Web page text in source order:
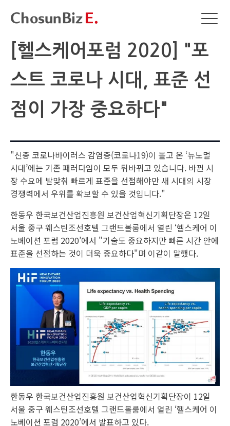
[헬스케어포럼 2020] "포
스트 코로나 시대, 표준 선
점이 가장 중요하다"
"신종 코로나바이러스 감염증(코로나19)이 몰고 온 ‘뉴노멀
시대’에는 기존 패러다임이 모두 뒤바뀌고 있습니다. 바뀐 시
장 수요에 발맞춰 빠르게 표준을 선점해야만 새 시대의 시장
경쟁력에서 우위를 확보할 수 있을 것입니다."
한동우 한국보건산업진흥원 보건산업혁신기획단장은 12일
서울 중구 웨스틴조선호텔 그랜드볼룸에서 열린 ‘헬스케어 이
노베이션 포럼 2020’에서 "기술도 중요하지만 빠른 시간 안에
표준을 선점하는 것이 더욱 중요하다"며 이같이 말했다.
한동우 한국보건산업진흥원 보건산업혁신기획단장이 12일
서울 중구 웨스틴조선호텔 그랜드볼룸에서 열린 ‘헬스케어 이
노베이션 포럼 2020’에서 발표하고 있다.